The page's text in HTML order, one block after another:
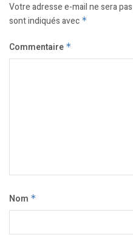
Votre adresse e-mail ne sera
sont indiqués avec *
Commentaire *
Nom *